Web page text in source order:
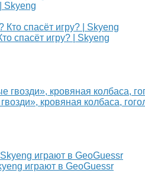
Skyeng
спасёт игру? | Skyeng
кровяная колбаса,
играют в GeoGuessr